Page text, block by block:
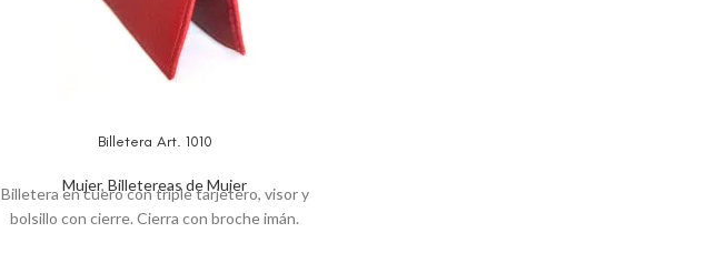
Billetera Art. 1010
Mujer, Billetereas de Mujer
Billetera en cuero con triple tarjetero, visor y
bolsillo con cierre. Cierra con broche imán.